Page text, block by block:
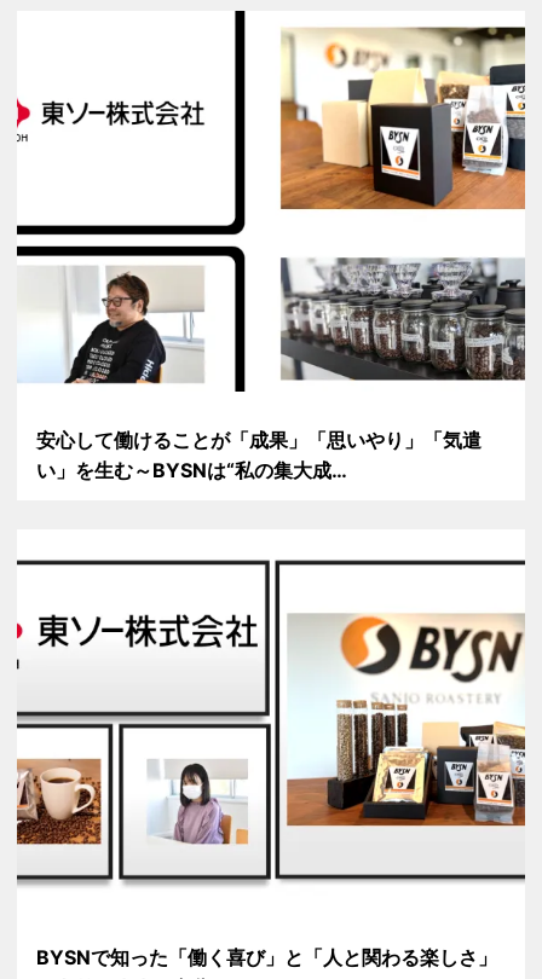
安心して働けることが「成果」「思いやり」「気遣
い」を生む～BYSNは“私の集大成…
BYSNで知った「働く喜び」と「人と関わる楽しさ」